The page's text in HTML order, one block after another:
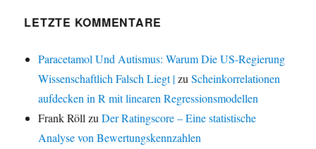
LETZTE KOMMENTARE
Paracetamol Und Autismus: Warum Die US-Regierung
Wissenschaftlich Falsch Liegt |zuScheinkorrelationen
aufdecken in R mit linearen Regressionsmodellen
Frank Röll zuDer Ratingscore – Eine statistische
Analyse von Bewertungskennzahlen